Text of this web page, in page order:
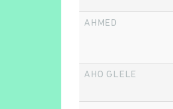
AHMED
AHO GLELE